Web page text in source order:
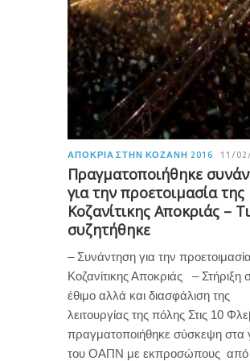
ΑΠΟΚΡΙΆ ΣΤΗΝ ΚΟΖΆΝΗ 2016 11/
Πραγματοποιήθηκε
για την προετοιμασία της
Κοζανίτικης Αποκριάς – Τι
συζητήθηκε
– Συνάντηση για την
Κοζανίτικης Αποκριάς – Στήριξη
έθιμο αλλά και διασφάλιση της
λειτουργίας της πόλης Στις 10
πραγματοποιήθηκε σύσκεψη στα
του ΟΑΠΝ με εκπροσώπους από